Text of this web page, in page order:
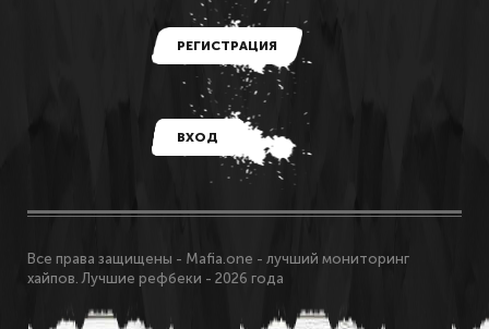
РЕГИСТРАЦИЯ
ВХОД
Все права защищены - Mafia.one - лучший мониторинг
хайпов. Лучшие рефбеки - 2026 года